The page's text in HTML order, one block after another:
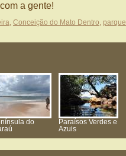
a gente!
, Conceição do Mato Dentro, parque
do
Paraísos Verdes e
Azuis